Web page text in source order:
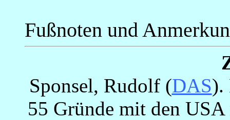
Fußnoten und
Sponsel, Rudolf (DAS).
55 Gründe mit den